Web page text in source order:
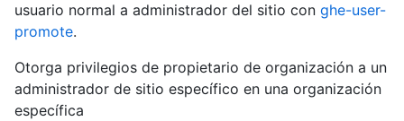
usuario normal a administrador del sitio con ghe-user-
promote.
Otorga privilegios de propietario de organización a un
administrador de sitio específico en una organización
específica